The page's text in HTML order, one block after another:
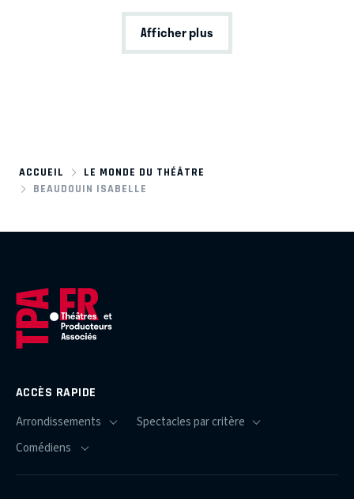
Afficher plus
ACCUEIL
LE MONDE DU THÉÂTRE
BEAUDOUIN ISABELLE
ACCÈS RAPIDE